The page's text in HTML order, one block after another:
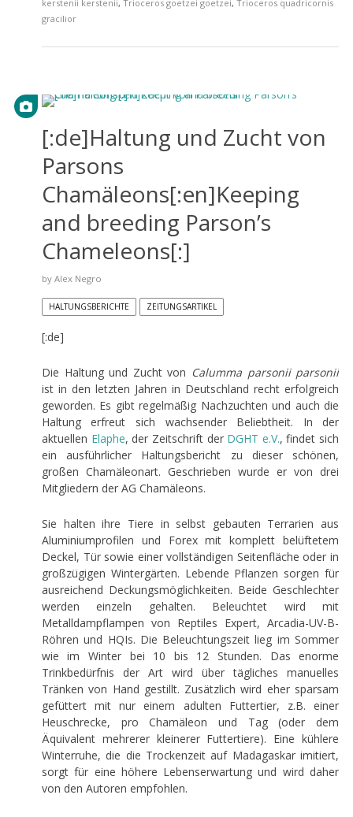
kerstenii kerstenii, Trioceros goetzei goetzei, Trioceros quadricornis
gracilior
[:de]Haltung und Zucht von
Parsons
Chamäleons[:en]Keeping
and breeding Parson’s
Chameleons[:]
by Alex Negro
HALTUNGSBERICHTE ZEITUNGSARTIKEL
[:de]
Die Haltung und Zucht von Calumma parsonii parsonii
ist in den letzten Jahren in Deutschland recht erfolgreich
geworden. Es gibt regelmäßig Nachzuchten und auch die
Haltung erfreut sich wachsender Beliebtheit. In der
aktuellen Elaphe, der Zeitschrift der DGHT e.V., findet sich
ein ausführlicher Haltungsbericht zu dieser schönen,
großen Chamäleonart. Geschrieben wurde er von drei
Mitgliedern der AG Chamäleons.
Sie halten ihre Tiere in selbst gebauten Terrarien aus
Aluminiumprofilen und Forex mit komplett belüftetem
Deckel, Tür sowie einer vollständigen Seitenfläche oder in
großzügigen Wintergärten. Lebende Pflanzen sorgen für
ausreichend Deckungsmöglichkeiten. Beide Geschlechter
werden einzeln gehalten. Beleuchtet wird mit
Metalldampflampen von Reptiles Expert, Arcadia-UV-B-
Röhren und HQIs. Die Beleuchtungszeit lieg im Sommer
wie im Winter bei 10 bis 12 Stunden. Das enorme
Trinkbedürfnis der Art wird über tägliches manuelles
Tränken von Hand gestillt. Zusätzlich wird eher sparsam
gefüttert mit nur einem adulten Futtertier, z.B. einer
Heuschrecke, pro Chamäleon und Tag (oder dem
Äquivalent mehrerer kleinerer Futtertiere). Eine kühlere
Winterruhe, die die Trockenzeit auf Madagaskar imitiert,
sorgt für eine höhere Lebenserwartung und wird daher
von den Autoren empfohlen.